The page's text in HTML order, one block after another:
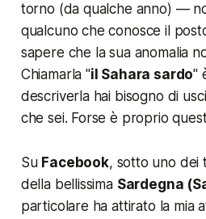
torno (da qualche anno) —
qualcuno che conosce il
sapere che la sua anomalia
Chiamarla "il Sahara sardo"
descriverla hai bisogno di
che sei. Forse è proprio
Su Facebook, sotto uno dei
della bellissima Sardegna
particolare ha attirato la mia